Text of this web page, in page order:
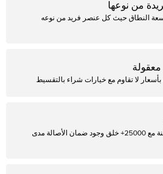
من نوعها
النطاق حيث كل عنصر فريد من نوعه
معقولة
لا تقاوم مع خيارات شراء بالتقسيط
صفيحة موثوقة وآمنة مع 25000+ خلق وجود ضمان الأصالة مدى